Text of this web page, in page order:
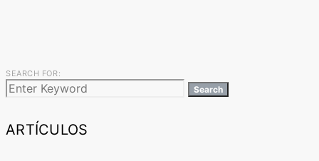
SEARCH FOR:
Search
ARTÍCULOS